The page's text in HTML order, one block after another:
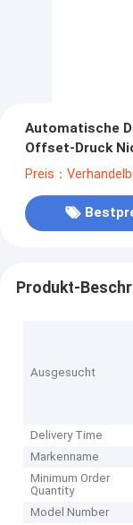
Automatische
Offset-Druck
Preis：
Produkt-
Ausgesucht
Delivery Time
Markenname
Minimum Order
Quantity
Model Number